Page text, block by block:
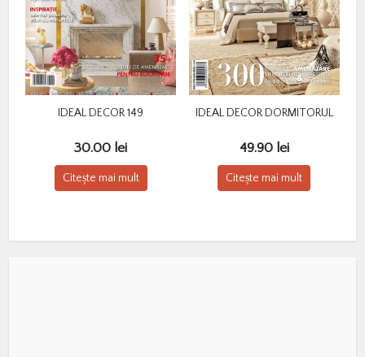
IDEAL DECOR 149
30.00 lei
Citește mai mult
IDEAL DECOR DORMITORUL
49.90 lei
Citește mai mult